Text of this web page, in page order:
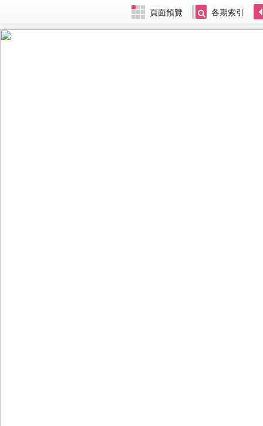
頁面預覽 各期索引